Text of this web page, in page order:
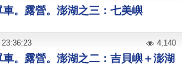
車。露營。澎湖之三：七美嶼
。露營。澎湖之二：吉貝嶼＋澎湖
23:36:23 4,140